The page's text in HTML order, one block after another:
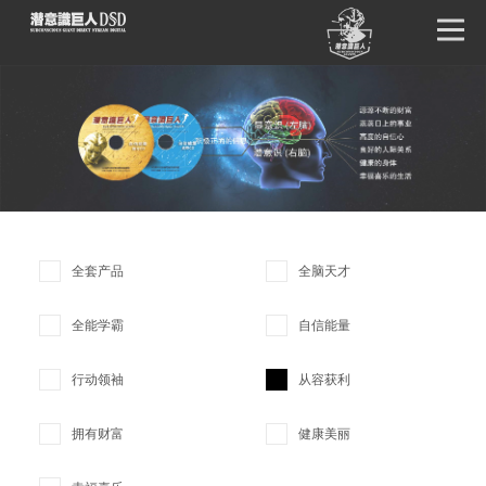
唤醒巨人
DSD版本
产品问答
客户见证
潜意识文库
全套产品 全脑天才
全能学霸 自信能量
行动领袖 从容获利
拥有财富 健康美丽